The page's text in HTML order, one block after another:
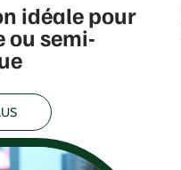
idéale pour
ou semi-